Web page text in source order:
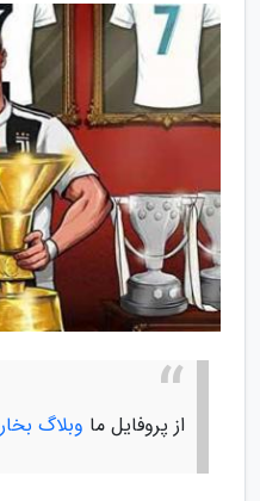
از پروفایل ما وبلاگ بخار